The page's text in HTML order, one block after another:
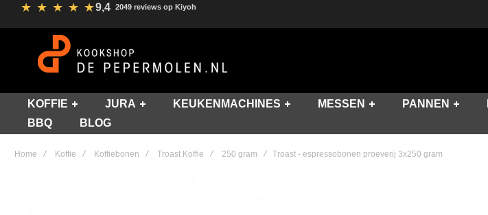
★ ★ ★ ★ ★9,4 2049 reviews op Kiyoh
KOFFIE JURA KEUKENMACHINES MESSEN PANNEN
BBQ
BLOG
Home Koffie Koffiebonen Troast Koffie 250 gram Troast - espressobonen proeverij 3x250 gram